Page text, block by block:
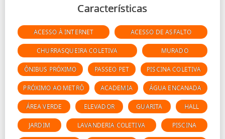
Características
ACESSO À INTERNET ACESSO DE ASFALTO
CHURRASQUEIRA COLETIVA MURADO
ÔNIBUS PRÓXIMO PASSEO PET PISCINA COLETIVA
PRÓXIMO AO METRÔ ACADEMIA ÁGUA ENCANADA
ÁREA VERDE ELEVADOR GUARITA HALL
JARDIM LAVANDERIA COLETIVA PISCINA